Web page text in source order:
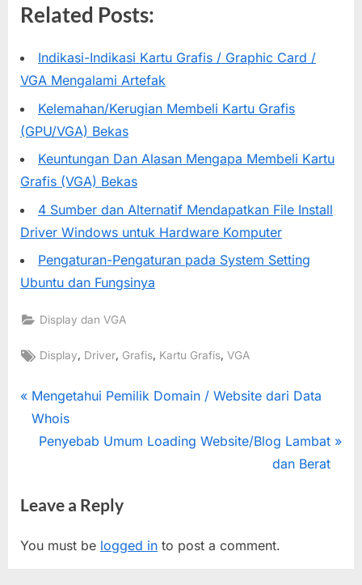
Related Posts:
Indikasi-Indikasi Kartu Grafis / Graphic Card /
VGA Mengalami Artefak
Kelemahan/Kerugian Membeli Kartu Grafis
(GPU/VGA) Bekas
Keuntungan Dan Alasan Mengapa Membeli Kartu
Grafis (VGA) Bekas
4 Sumber dan Alternatif Mendapatkan File Install
Driver Windows untuk Hardware Komputer
Pengaturan-Pengaturan pada System Setting
Ubuntu dan Fungsinya
Display dan VGA
Tags:
Display, Driver, Grafis, Kartu Grafis,VGA
Post
navigation
P
r
o
s
Mengetahui Pemilik Domain / Website dari Data
Whois
N
t
o
Penyebab Umum Loading Website/Blog Lambat
dan Berat
Leave a Reply
You must be logged in to post a comment.